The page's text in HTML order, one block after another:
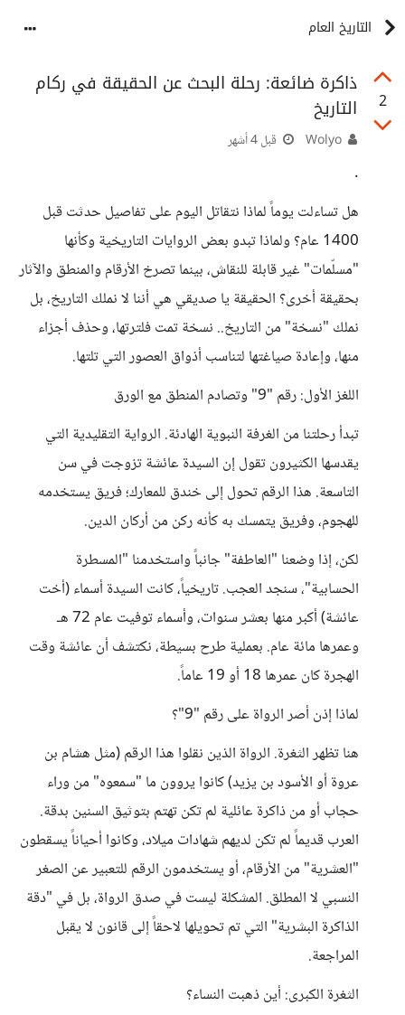
التاريخ العام
2
ذاكرة ضائعة: رحلة البحث عن الحقيقة في ركام
التاريخ
قبل 4 أشهر
.
هل تساءلت يوماً لماذا نتقاتل اليوم على تفاصيل حدثت قبل
1400 عام؟ ولماذا تبدو بعض الروايات التاريخية وكأنها
"مسلّمات" غير قابلة للنقاش، بينما تصرخ الأرقام والمنطق والآثار
بحقيقة أخرى؟ الحقيقة يا صديقي هي أننا لا نملك التاريخ، بل
نملك "نسخة" من التاريخ.. نسخة تمت فلترتها، وحذف أجزاء
منها، وإعادة صياغتها لتناسب أذواق العصور التي تلتها.
اللغز الأول: رقم "9" وتصادم المنطق مع الورق
تبدأ رحلتنا من الغرفة النبوية الهادئة. الرواية التقليدية التي
يقدسها الكثيرون تقول إن السيدة عائشة تزوجت في سن
التاسعة. هذا الرقم تحول إلى خندق للمعارك؛ فريق يستخدمه
للهجوم، وفريق يتمسك به كأنه ركن من أركان الدين.
لكن، إذا وضعنا "العاطفة" جانباً واستخدمنا "المسطرة
الحسابية"، سنجد العجب. تاريخياً، كانت السيدة أسماء (أخت
عائشة) أكبر منها بعشر سنوات، وأسماء توفيت عام 72 هـ
وعمرها مائة عام. بعملية طرح بسيطة، نكتشف أن عائشة وقت
الهجرة كان عمرها 18 أو 19 عاماً.
لماذا إذن أصر الرواة على رقم "9"؟
هنا تظهر الثغرة. الرواة الذين نقلوا هذا الرقم (مثل هشام بن
عروة أو الأسود بن يزيد) كانوا يروون ما "سمعوه" من وراء
حجاب أو من ذاكرة عائلية لم تكن تهتم بتوثيق السنين بدقة.
العرب قديماً لم تكن لديهم شهادات ميلاد، وكانوا أحياناً يسقطون
"العشرية" من الأرقام، أو يستخدمون الرقم للتعبير عن الصغر
النسبي لا المطلق. المشكلة ليست في صدق الرواة، بل في "دقة
الذاكرة البشرية" التي تم تحويلها لاحقاً إلى قانون لا يقبل
المراجعة.
الثغرة الكبرى: أين ذهبت النساء؟